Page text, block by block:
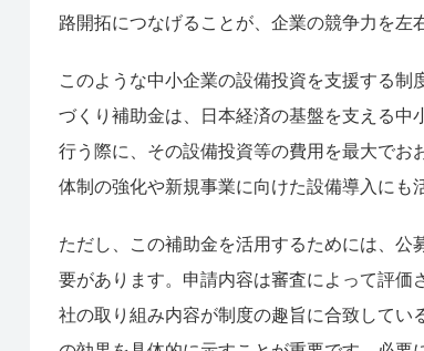
路開拓につなげることが、企業の競争力を左
このような中小企業の設備投資を支援する
づくり補助金は、日本経済の基盤を支える
行う際に、その設備投資等の費用を最大で
体制の強化や新規事業に向けた設備導入にも
ただし、この補助金を活用するためには、
要があります。申請内容は審査によって評価
社の取り組み内容が制度の趣旨に合致して